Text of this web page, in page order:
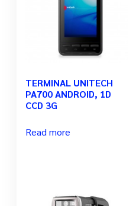
TERMINAL UNITECH
PA700 ANDROID, 1D
CCD 3G
Read more